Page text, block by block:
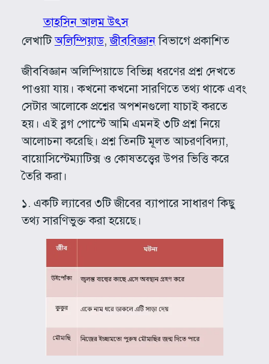
তাহসিন আলম উৎস
লেখাটিঅলিম্পিয়াড, জীববিজ্ঞানবিভাগে প্রকাশিত
জীববিজ্ঞান অলিম্পিয়াডে বিভিন্ন ধরণের প্রশ্ন দেখতে
পাওয়া যায়। কখনো কখনো সারণিতে তথ্য থাকে এবং
সেটার আলোকে প্রশ্নের অপশনগুলো যাচাই করতে
হয়। এই ব্লগ পোস্টে আমি এমনই ৩টি প্রশ্ন নিয়ে
আলোচনা করেছি। প্রশ্ন তিনটি মূলত আচরণবিদ্যা,
বায়োসিস্টেম্যাটিক্স ও কোষতত্ত্বের উপর ভিত্তি করে
তৈরি করা।
১. একটি ল্যাবের ৩টি জীবের ব্যাপারে সাধারণ কিছু
তথ্য সারণিভুক্ত করা হয়েছে।